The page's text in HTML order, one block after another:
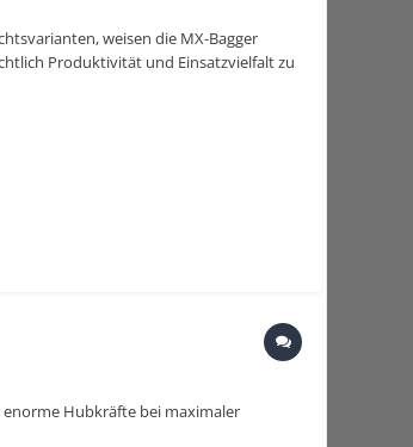
weisen die MX-Bagger
Produktivität und Einsatzvielfalt zu
enorme Hubkräfte bei maximaler